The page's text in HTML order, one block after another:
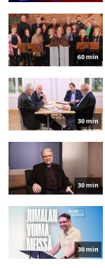
60 min
30 min
30 min
30 min